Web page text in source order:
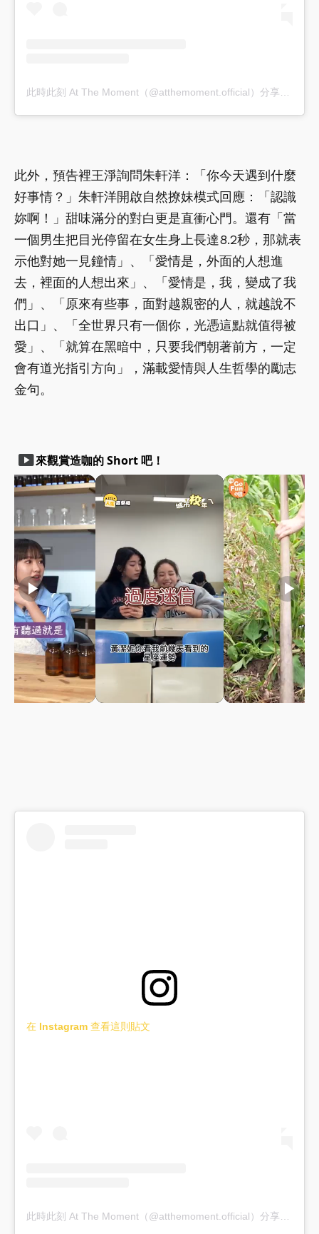
此外，預告裡王淨詢問朱軒洋：「你今天遇到什麼
好事情？」朱軒洋開啟自然撩妹模式回應：「認識
妳啊！」甜味滿分的對白更是直衝心門。還有「當
一個男生把目光停留在女生身上長達8.2秒，那就表
示他對她一見鐘情」、「愛情是，外面的人想進
去，裡面的人想出來」、「愛情是，我，變成了我
們」、「原來有些事，面對越親密的人，就越說不
出口」、「全世界只有一個你，光憑這點就值得被
愛」、「就算在黑暗中，只要我們朝著前方，一定
會有道光指引方向」，滿載愛情與人生哲學的勵志
金句。
smart_display來觀賞造咖的 Short 吧！
play_arrow play_arrow play_arrow
在 Instagram 查看這則貼文